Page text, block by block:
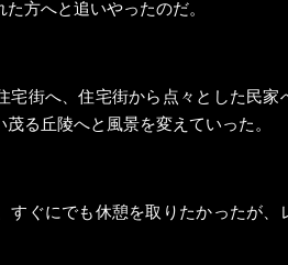
方へと追いやったのだ。
宅街へ、住宅街から点々とした民
る丘陵へと風景を変えていった。
すぐにでも休憩を取りたかったが